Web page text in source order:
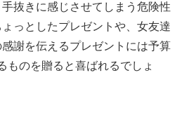
抜きに感じさせてしまう危険性
っとしたプレゼントや、女友達
謝を伝えるプレゼントには予算
ものを贈ると喜ばれるでしょ